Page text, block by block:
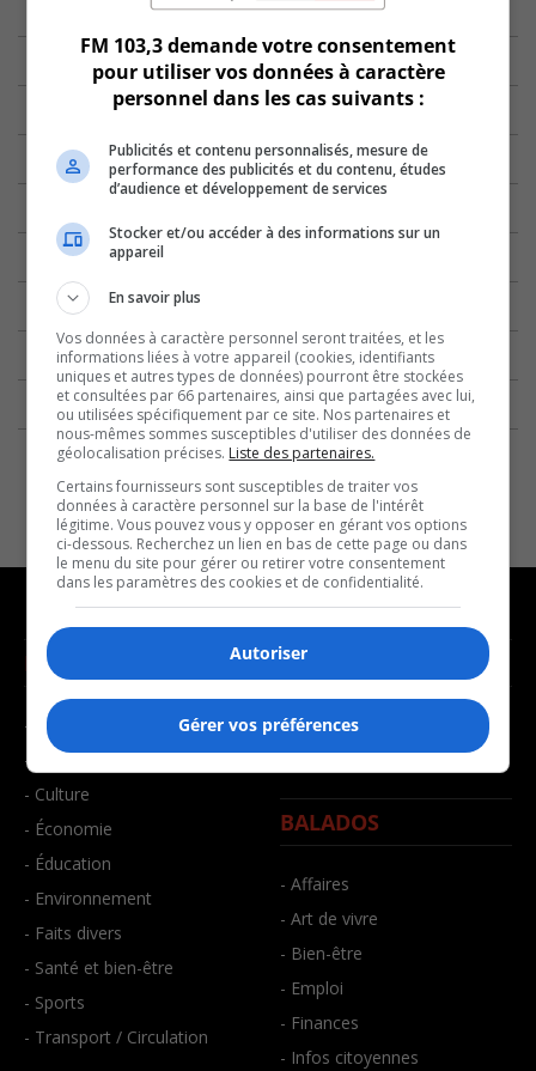
NOUVELLES
- Affaires municipales
- Communauté / Social
- Culture
- Économie
- Éducation
- Environnement
- Faits divers
- Santé et bien-être
- Sports
- Transport / Circulation
MUSIQUE
- Décompte franco
- Joué récemment
BALADOS
- Affaires
- Art de vivre
- Bien-être
- Emploi
- Finances
- Infos citoyennes
FM 103,3 demande votre consentement
pour utiliser vos données à caractère
personnel dans les cas suivants :
Publicités et contenu personnalisés, mesure de
performance des publicités et du contenu, études
d’audience et développement de services
Stocker et/ou accéder à des informations sur un
appareil
En savoir plus
Vos données à caractère personnel seront traitées, et les
informations liées à votre appareil (cookies, identifiants
uniques et autres types de données) pourront être stockées
et consultées par 66 partenaires, ainsi que partagées avec lui,
ou utilisées spécifiquement par ce site. Nos partenaires et
nous-mêmes sommes susceptibles d'utiliser des données de
géolocalisation précises. Liste des partenaires.
Certains fournisseurs sont susceptibles de traiter vos
données à caractère personnel sur la base de l'intérêt
légitime. Vous pouvez vous y opposer en gérant vos options
ci-dessous. Recherchez un lien en bas de cette page ou dans
le menu du site pour gérer ou retirer votre consentement
dans les paramètres des cookies et de confidentialité.
Autoriser
Gérer vos préférences